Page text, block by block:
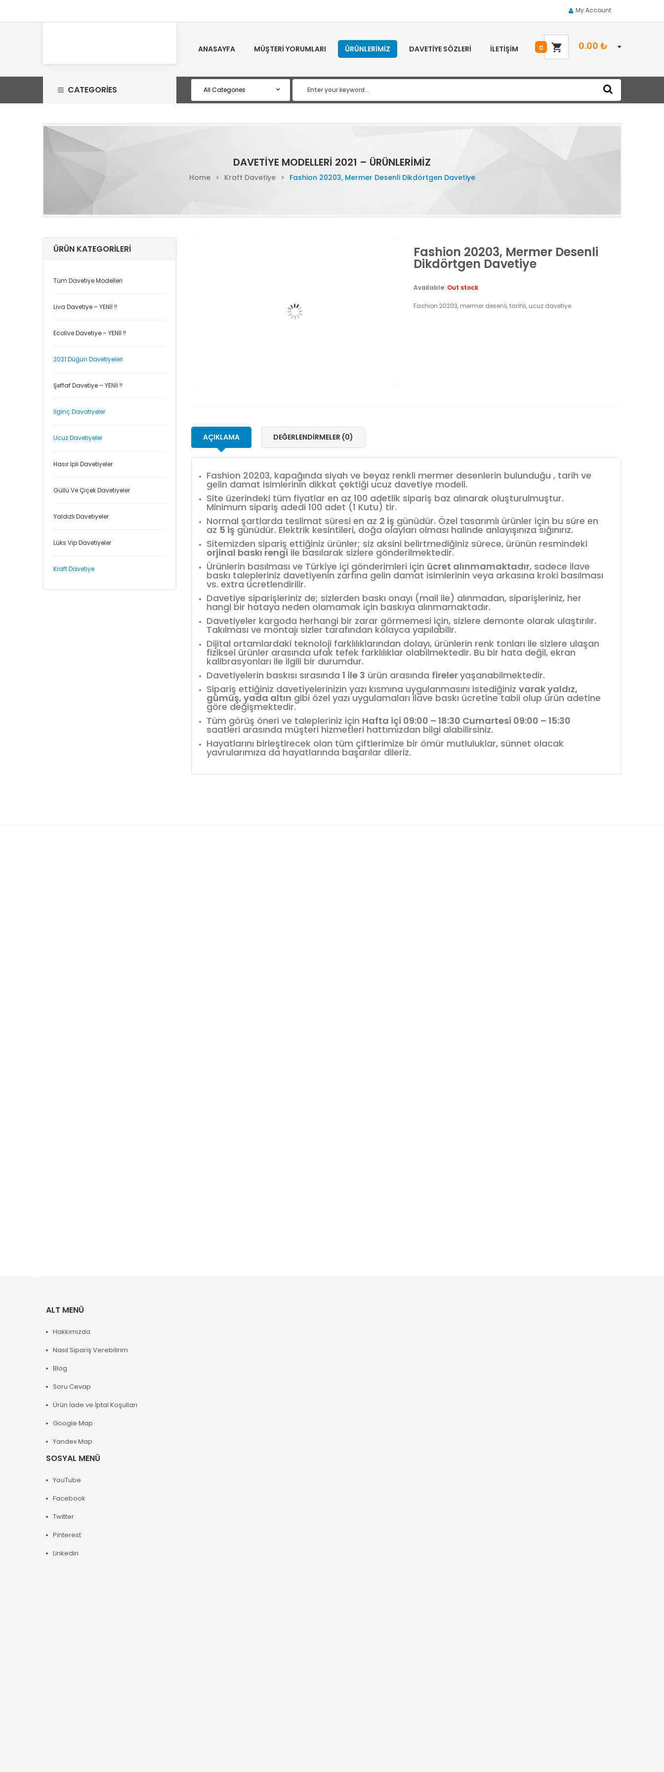
My Account
ANASAYFA MÜŞTERI YORUMLARI ÜRÜNLERIMIZ DAVETIYE SÖZLERI İLETIŞIM 0.00 ₺
0
CATEGORIES
DAVETIYE MODELLERI 2021 – ÜRÜNLERIMIZ
Home > Kraft Davetiye > Fashion 20203, Mermer Desenli Dikdörtgen Davetiye
ÜRÜN KATEGORILERI
Tüm Davetiye Modelleri
Liva Davetiye – YENİİ !!
Ecolive Davetiye – YENİİ !!
2021 Düğün Davetiyeleri
Şeffaf Davetiye – YENİİ !!
İlginç Davatiyeler
Ucuz Davetiyeler
Hasır İpli Davetiyeler
Güllü Ve Çiçek Davetiyeler
Yaldızlı Davetiyeler
Lüks Vip Davetiyeler
Kraft Davetiye
Fashion 20203, Mermer Desenli
Dikdörtgen Davetiye
Available: Out stock
Fashion 20203, mermer desenli, tarihli, ucuz davetiye
AÇIKLAMA DEĞERLENDIRMELER (0)
Fashion 20203, kapağında siyah ve beyaz renkli mermer desenlerin bulunduğu , tarih ve
gelin damat isimlerinin dikkat çektiği ucuz davetiye modeli.
Site üzerindeki tüm fiyatlar en az 100 adetlik sipariş baz alınarak oluşturulmuştur.
Minimum sipariş adedi 100 adet (1 Kutu) tir.
Normal şartlarda teslimat süresi en az 2 iş günüdür. Özel tasarımlı ürünler için bu süre en
az 5 iş günüdür. Elektrik kesintileri, doğa olayları olması halinde anlayışınıza sığınırız.
Sitemizden sipariş ettiğiniz ürünler; siz aksini belirtmediğiniz sürece, ürünün resmindeki
orjinal baskı rengi ile basılarak sizlere gönderilmektedir.
Ürünlerin basılması ve Türkiye içi gönderimleri için ücret alınmamaktadır, sadece ilave
baskı talepleriniz davetiyenin zarfına gelin damat isimlerinin veya arkasına kroki basılması
vs. extra ücretlendirilir.
Davetiye siparişleriniz de; sizlerden baskı onayı (mail ile) alınmadan, siparişleriniz, her
hangi bir hataya neden olamamak için baskıya alınmamaktadır.
Davetiyeler kargoda herhangi bir zarar görmemesi için, sizlere demonte olarak ulaştırılır.
Takılması ve montajı sizler tarafından kolayca yapılabilir.
Dijital ortamlardaki teknoloji farklılıklarından dolayı, ürünlerin renk tonları ile sizlere ulaşan
fiziksel ürünler arasında ufak tefek farklılıklar olabilmektedir. Bu bir hata değil, ekran
kalibrasyonları ile ilgili bir durumdur.
Davetiyelerin baskısı sırasında 1 ile 3 ürün arasında fireleryaşanabilmektedir.
Sipariş ettiğiniz davetiyelerinizin yazı kısmına uygulanmasını istediğiniz varak yaldız,
gümüş, yada altın gibi özel yazı uygulamaları ilave baskı ücretine tabii olup ürün adetine
göre değişmektedir.
Tüm görüş öneri ve talepleriniz için Hafta içi 09:00 – 18:30 Cumartesi 09:00 – 15:30
saatleri arasında müşteri hizmetleri hattımızdan bilgi alabilirsiniz.
Hayatlarını birleştirecek olan tüm çiftlerimize bir ömür mutluluklar, sünnet olacak
yavrularımıza da hayatlarında başarılar dileriz.
ALT MENÜ
Hakkımızda
Nasıl Sipariş Verebilirim
Blog
Soru Cevap
Ürün İade ve İptal Koşulları
Google Map
Yandex Map
SOSYAL MENÜ
YouTube
Facebook
Twitter
Pinterest
Linkedin